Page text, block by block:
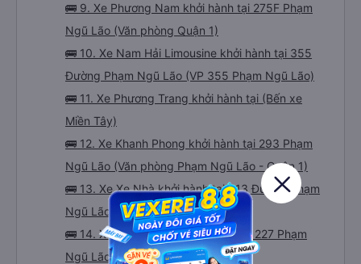
🚌 9. Xe Phương Nam khởi hành tại 275F Phạm
Ngũ Lão (Văn phòng Quận 1)
🚌 10. Xe Nam Hải Limousine khởi hành tại 355
Đường Phạm Ngũ Lão (VP 355 Phạm Ngũ Lão)
🚌 11. Xe Phương Trang khởi hành tại (Bến xe
Miền Tây)
🚌 12. Xe Khanh Phong khởi hành tại 293 Phạm
Ngũ Lão (Văn phòng Phạm Ngũ Lão - Quận 1)
🚌 13. Xe Xe Nhà khởi hành tại 313 Đường Phạm
Ngũ Lão (Văn phòng Quận 1)
🚌 14. Xe Trà Lan Viên khởi hành tại 227 Phạm
Ngũ Lão (Vp. Quận 1)